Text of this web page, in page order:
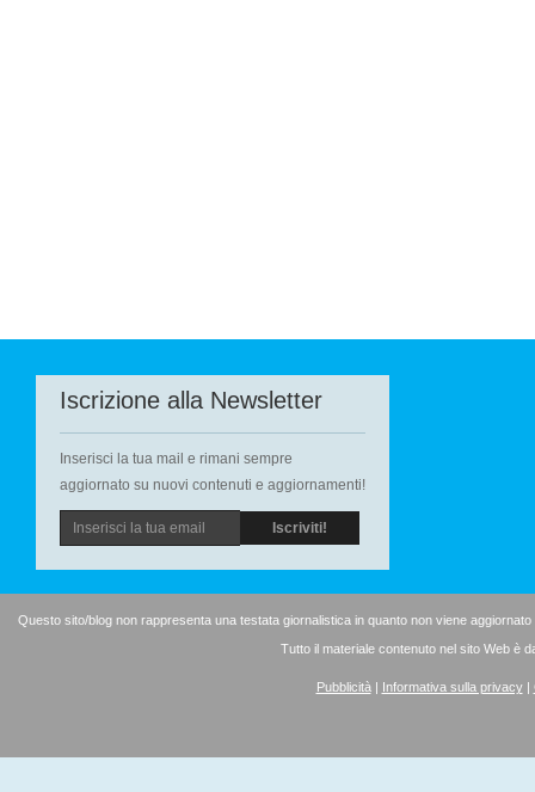
Iscrizione alla Newsletter
Inserisci la tua mail e rimani sempre
aggiornato su nuovi contenuti e aggiornamenti!
Questo sito/blog non rappresenta una testata giornalistica in quanto non viene
Tutto il materiale contenuto nel sito Web è
Pubblicità| Informativa sulla privacy|